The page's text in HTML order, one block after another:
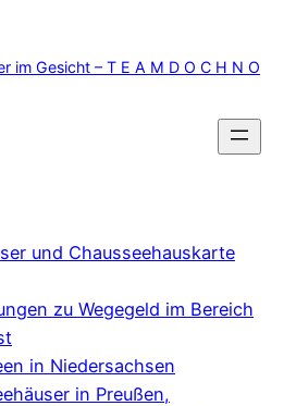
im Gesicht – T E A M D O C H N O
und Chausseehauskarte
zu Wegegeld im Bereich
in Niedersachsen
in Preußen,